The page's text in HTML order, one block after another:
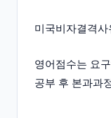
미국비자결격
영어점수는 요
공부 후 본과과